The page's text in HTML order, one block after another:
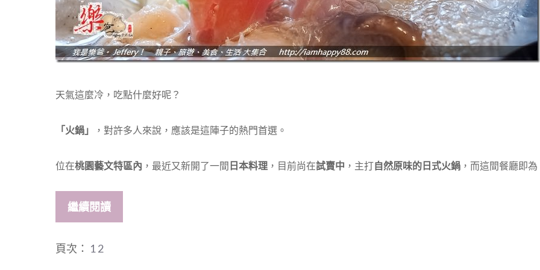
天氣這麼冷，吃點什麼好呢？
「火鍋」 ，對許多人來說，應該是這陣子的熱門首選。
位在桃園藝文特區內 ，最近又新開了一間 日本料理 ，目前尚在試賣中 ，主打自然原味的日式火鍋 ，而這間餐廳即為
繼續閱讀
頁次： 1 2